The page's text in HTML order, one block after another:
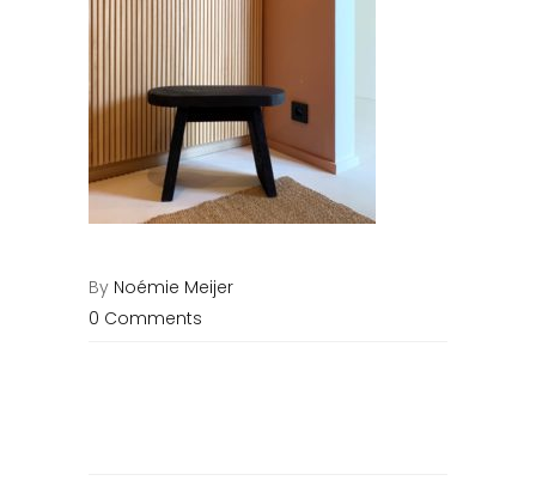
By Noémie Meijer
0 Comments